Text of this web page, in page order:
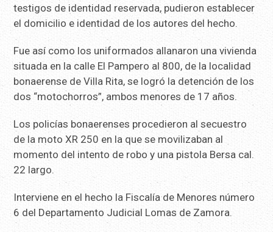
testigos de identidad reservada, pudieron establecer
el domicilio e identidad de los autores del hecho.
Fue así como los uniformados allanaron una vivienda
situada en la calle El Pampero al 800, de la localidad
bonaerense de Villa Rita, se logró la detención de los
dos “motochorros”, ambos menores de 17 años.
Los policías bonaerenses procedieron al secuestro
de la moto XR 250 en la que se movilizaban al
momento del intento de robo y una pistola Bersa cal.
22 largo.
Interviene en el hecho la Fiscalía de Menores número
6 del Departamento Judicial Lomas de Zamora.